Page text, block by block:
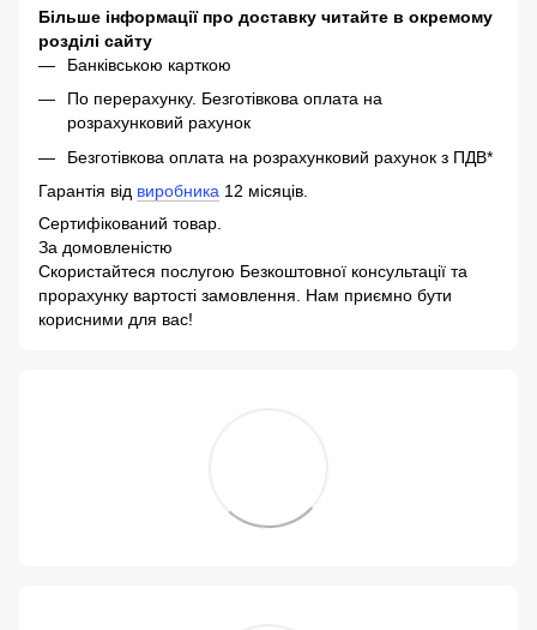
Більше інформації про доставку читайте в окремому
розділі сайту
Банківською карткою
По перерахунку. Безготівкова оплата на
розрахунковий рахунок
Безготівкова оплата на розрахунковий рахунок з ПДВ*
Гарантія від виробника 12 місяців.
Сертифікований товар.
За домовленістю
Скористайтеся послугою Безкоштовної консультації та
прорахунку вартості замовлення. Нам приємно бути
корисними для вас!